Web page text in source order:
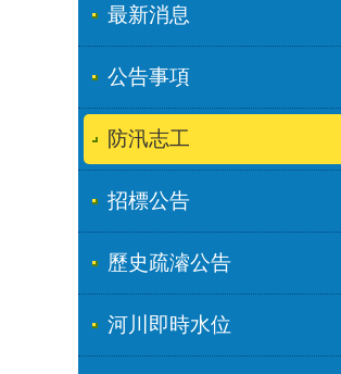
最新消息
公告事項
防汛志工
招標公告
歷史疏濬公告
河川即時水位